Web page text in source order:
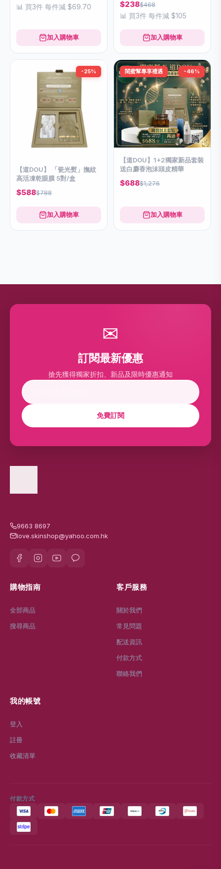
📊 買3件 每件減 $69.70
加入購物車
$238$468
📊 買3件 每件減 $105
加入購物車
-25%
【道DOU】 「瓷光熨」撫紋
高活凍乾眼膜 5對/盒
$588$788
加入購物車
閨蜜幫專享禮遇 -46%
【道DOU】1+2獨家新品套裝
送白麝香泡沫頭皮精華
$688$1,276
加入購物車
✉
訂閱最新優惠
搶先獲得獨家折扣、新品及限時優惠通知
免費訂閱
9663 8697
love.skinshop@yahoo.com.hk
購物指南
全部商品
搜尋商品
客戶服務
關於我們
常見問題
配送資訊
付款方式
聯絡我們
我的帳號
登入
註冊
收藏清單
付款方式